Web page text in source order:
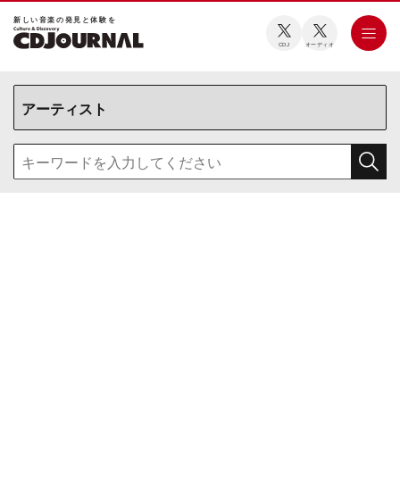
新しい⾳楽の発⾒と体験を
CDJ オーディオ